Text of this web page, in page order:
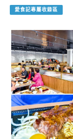
愛食記專屬收錄區